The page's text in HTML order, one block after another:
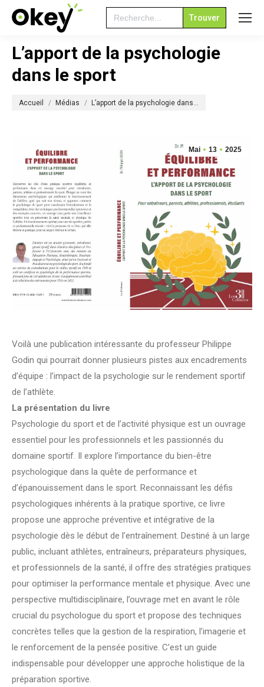
Search
for:
L’apport de la psychologie
dans le sport
Accueil Médias L’apport de la psychologie dans…
Mai 13 2025
Voilà une publication intéressante du professeur Philippe
Godin qui pourrait donner plusieurs pistes aux encadrements
d’équipe : l’impact de la psychologie sur le rendement sportif
de l’athlète.
La présentation du livre
Psychologie du sport et de l’activité physique est un ouvrage
essentiel pour les professionnels et les passionnés du
domaine sportif. Il explore l’importance du bien-être
psychologique dans la quête de performance et
d’épanouissement dans le sport. Reconnaissant les défis
psychologiques inhérents à la pratique sportive, ce livre
propose une approche préventive et intégrative de la
psychologie dès le début de l’entraînement. Destiné à un large
public, incluant athlètes, entraîneurs, préparateurs physiques,
et professionnels de la santé, il offre des stratégies pratiques
pour optimiser la performance mentale et physique. Avec une
perspective multidisciplinaire, l’ouvrage met en avant le rôle
crucial du psychologue du sport et propose des techniques
concrètes telles que la gestion de la respiration, l’imagerie et
le renforcement de la pensée positive. C’est un guide
indispensable pour développer une approche holistique de la
préparation sportive.